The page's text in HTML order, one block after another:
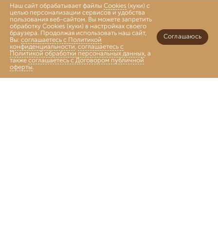
Главная
Наш сайт обрабатывает файлы Cookies (куки) с
целью персонализации сервисов и удобства
пользования веб-сайтом. Вы можете запретить
обработку Cookies (куки) в настройках своего
браузера. Продолжая использовать наш сайт,
Вы: соглашаетесь с Политикой
конфиденциальности, соглашаетесь с
Политикой обработки персональных данных, а
также соглашаетесь с Договором публичной
оферты.
Соглашаюсь